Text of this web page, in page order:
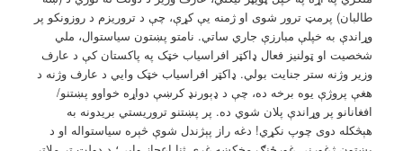
طالبان) پرمټ ترور شوی او ژمنه يې کړې، چې د تروریزم د روزونکو پر
وړاندې به خپلې مبارزې جاري ساتي. نامتو پښتون سیاستوال، ملي
شخصیت او ټولنیز فعال ډاکټر افراسیاب خټک په پاکستان کې د عارف
وزیر وژنه ستر جنایت بولي. ډاکټر افراسیاب خټک وايي د عارف وژنه د
هغې پروژې یوه برخه ده، چې د ډېورنډ کرښې دواړه خواوو پښتنو/
افغانانو پر وړاندې پلان شوي ده. پر پښتنو تروریستي بریدونه به
هېڅکله دوی چوپ نکړي! دغه راز پېژندل شوې څېره سیاستواله او د